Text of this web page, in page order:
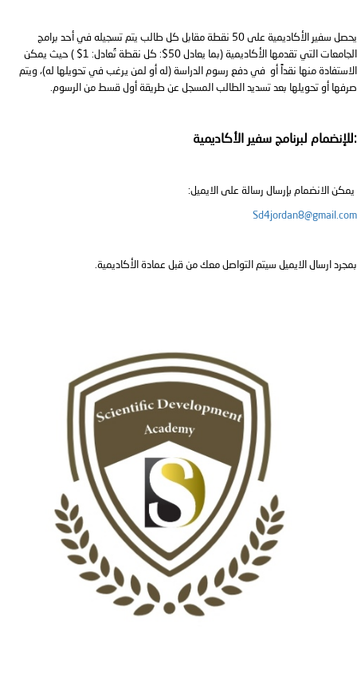
يحصل سفير الأكاديمية على 50 نقطة مقابل كل طالب يتم تسجيله في أحد برامج
الجامعات التي تقدمها الأكاديمية (بما يعادل 50$: كل نقطة تُعادل: 1$ ) حيث يمكن
الاستفادة منها نقداً أو في دفع رسوم الدراسة (له أو لمن يرغب في تحويلها له)، ويتم
صرفها أو تحويلها بعد تسديد الطالب المسجل عن طريقة أول قسط من الرسوم.
:للإنضمام لبرنامج سفير الأكاديمية
يمكن الانضمام بإرسال رسالة على الايميل:
Sd4jordan8@gmail.com
بمجرد ارسال الايميل سيتم التواصل معك من قبل عمادة الأكاديمية.